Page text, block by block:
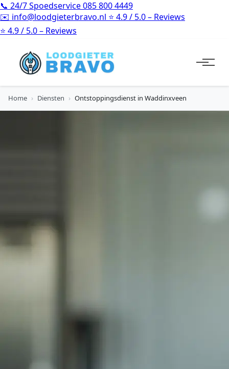
📞 24/7 Spoedservice085 800 4449
✉️ info@loodgieterbravo.nl ⭐ 4.9 / 5.0 – Reviews
⭐ 4.9 / 5.0 – Reviews
Home › Diensten › Ontstoppingsdienst in Waddinxveen